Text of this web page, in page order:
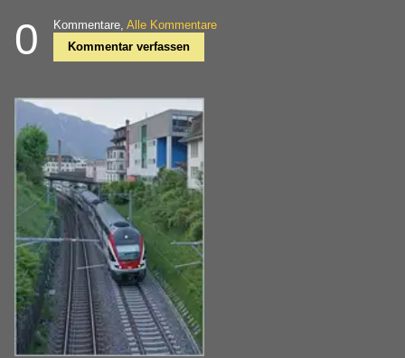
0 Kommentare, Alle Kommentare
Kommentar verfassen